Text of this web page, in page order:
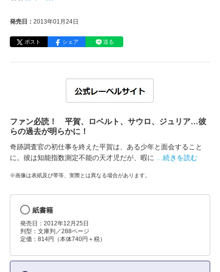
発売日： 2013年01月24日
ポスト シェア 送る
ファン必読！ 平賀、ロベルト、サウロ、ジュリア…彼
らの過去が明らかに！
奇跡調査官の初仕事を終えた平賀は、ある少年と面会すること
に。彼は知能指数測定不能の天才児だが、暇に
…続きを読む
※画像は表紙及び帯等、実際とは異なる場合があります。
紙書籍
発売日：2012年12月25日
判型：文庫判／288ページ
定価：814円（本体740円＋税）